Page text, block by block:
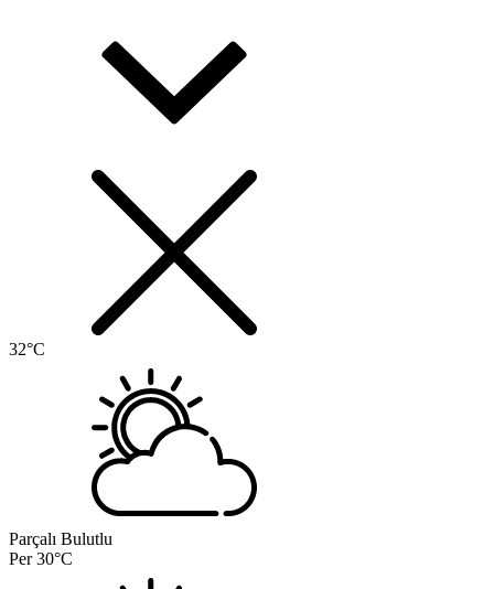
32°C
Parçalı Bulutlu
Per 30°C